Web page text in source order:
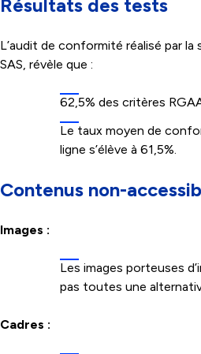
Résultats des tests
L’audit de conformité réalisé par
SAS, révèle que :
62,5% des critères
Le taux moyen de
ligne s’élève à 61,5%.
Contenus non-
Images :
Les images porteuses
pas toutes une
Cadres :